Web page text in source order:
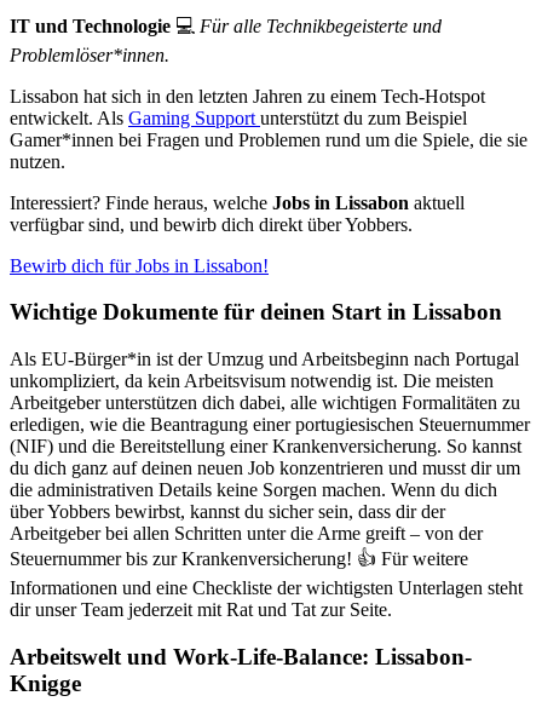
IT und Technologie 💻 Für alle Technikbegeisterte und
Problemlöser*innen.
Lissabon hat sich in den letzten Jahren zu einem Tech-Hotspot
entwickelt. Als Gaming Support unterstützt du zum Beispiel
Gamer*innen bei Fragen und Problemen rund um die Spiele, die sie
nutzen.
Interessiert? Finde heraus, welche Jobs in Lissabon aktuell
verfügbar sind, und bewirb dich direkt über Yobbers.
Bewirb dich für Jobs in Lissabon!
Wichtige Dokumente für deinen Start in Lissabon
Als EU-Bürger*in ist der Umzug und Arbeitsbeginn nach Portugal
unkompliziert, da kein Arbeitsvisum notwendig ist. Die meisten
Arbeitgeber unterstützen dich dabei, alle wichtigen Formalitäten zu
erledigen, wie die Beantragung einer portugiesischen Steuernummer
(NIF) und die Bereitstellung einer Krankenversicherung. So kannst
du dich ganz auf deinen neuen Job konzentrieren und musst dir um
die administrativen Details keine Sorgen machen. Wenn du dich
über Yobbers bewirbst, kannst du sicher sein, dass dir der
Arbeitgeber bei allen Schritten unter die Arme greift – von der
Steuernummer bis zur Krankenversicherung! 👍 Für weitere
Informationen und eine Checkliste der wichtigsten Unterlagen steht
dir unser Team jederzeit mit Rat und Tat zur Seite.
Arbeitswelt und Work-Life-Balance: Lissabon-
Knigge